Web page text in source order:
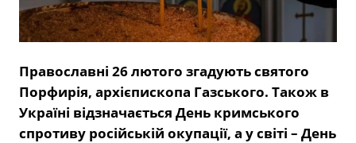
Православні 26 лютого згадують святого
Порфирія, архієпископа Газського. Також в
Україні відзначається День кримського
спротиву російській окупації, а у світі – День